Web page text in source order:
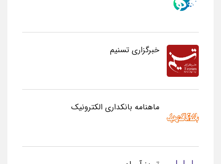
خبرگزاری تسنیم
ماهنامه بانکداری الکترونیک